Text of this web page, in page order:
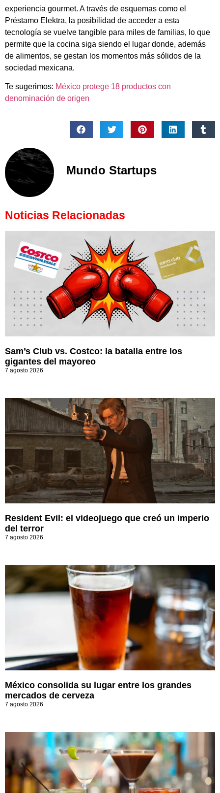
experiencia gourmet. A través de esquemas como el
Préstamo Elektra, la posibilidad de acceder a esta
tecnología se vuelve tangible para miles de familias, lo que
permite que la cocina siga siendo el lugar donde, además
de alimentos, se gestan los momentos más sólidos de la
sociedad mexicana.
Te sugerimos: México protege 18 productos con
denominación de origen
Mundo Startups
Noticias Relacionadas
Sam’s Club vs. Costco: la batalla entre los
gigantes del mayoreo
7 agosto 2026
Resident Evil: el videojuego que creó un imperio
del terror
7 agosto 2026
México consolida su lugar entre los grandes
mercados de cerveza
7 agosto 2026